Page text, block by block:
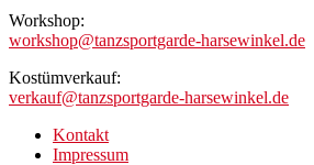
Workshop:
workshop@tanzsportgarde-harsewinkel.de
Kostümverkauf:
verkauf@tanzsportgarde-harsewinkel.de
Kontakt
Impressum